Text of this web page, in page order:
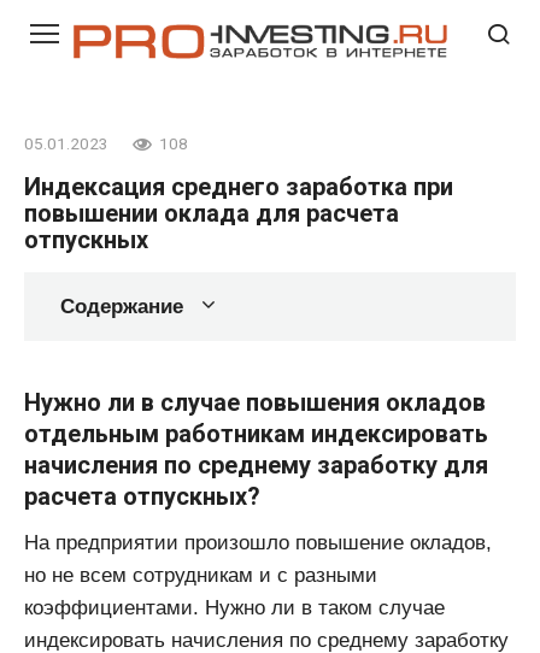
05.01.2023 108
Индексация среднего заработка при
повышении оклада для расчета
отпускных
Содержание
Нужно ли в случае повышения окладов
отдельным работникам индексировать
начисления по среднему заработку для
расчета отпускных?
На предприятии произошло повышение окладов,
но не всем сотрудникам и с разными
коэффициентами. Нужно ли в таком случае
индексировать начисления по среднему заработку